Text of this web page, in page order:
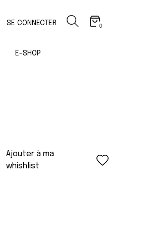
SE CONNECTER 0
E-SHOP
Ajouter à ma
whishlist